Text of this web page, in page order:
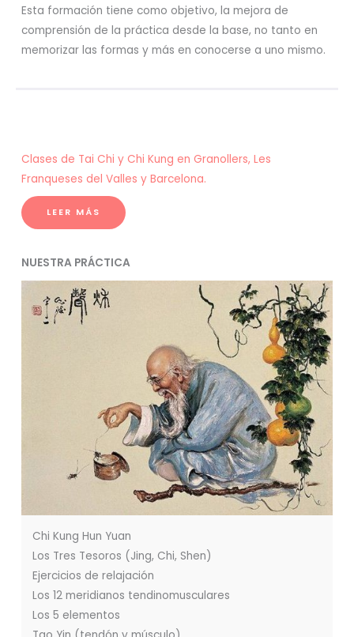
Esta formación tiene como objetivo, la mejora de
comprensión de la práctica desde la base, no tanto en
memorizar las formas y más en conocerse a uno mismo.
Clases de Tai Chi y Chi Kung en Granollers, Les
Franqueses del Valles y Barcelona.
LEER MÁS
NUESTRA PRÁCTICA
Chi Kung Hun Yuan
Los Tres Tesoros (Jing, Chi, Shen)
Ejercicios de relajación
Los 12 meridianos tendinomusculares
Los 5 elementos